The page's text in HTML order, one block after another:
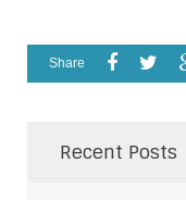
Share
Recent Posts